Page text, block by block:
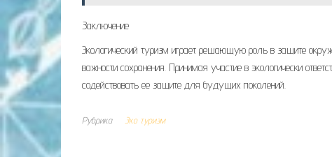
Заключение
Экологический туризм играет решающую роль в защите
важности сохранения. Принимая участие в экологически
содействовать ее защите для будущих поколений.
Рубрика Эко туризм